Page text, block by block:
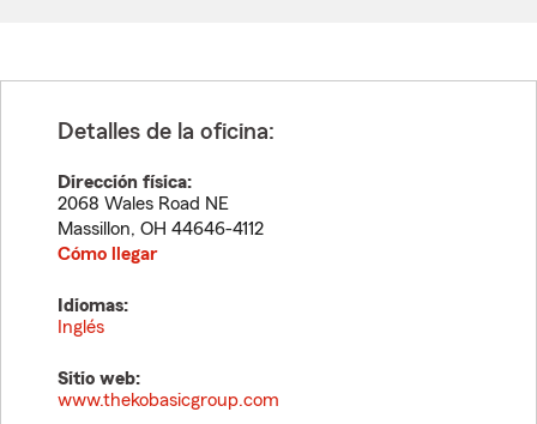
Detalles de la oficina:
Dirección física:
2068 Wales Road NE
Massillon, OH 44646-4112
Cómo llegar
Idiomas:
Inglés
Sitio web:
www.thekobasicgroup.com